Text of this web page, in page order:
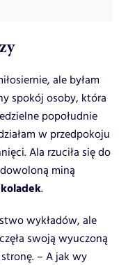
ale byłam
spokój osoby, która
popołudnie
w przedpokoju
Ala rzuciła się do
miną
.
wykładów, ale
swoją wyuczoną
– A jak wy